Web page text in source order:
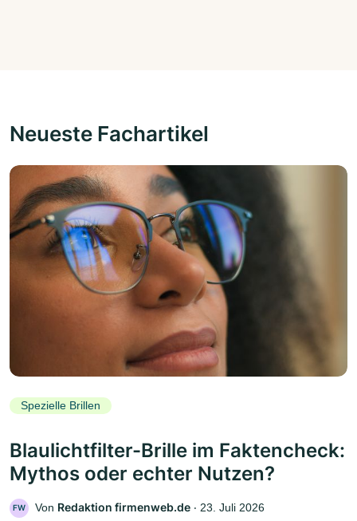
Neueste Fachartikel
Spezielle Brillen
Blaulichtfilter-Brille im Faktencheck:
Mythos oder echter Nutzen?
FW Von Redaktion firmenweb.de ‧ 23. Juli 2026